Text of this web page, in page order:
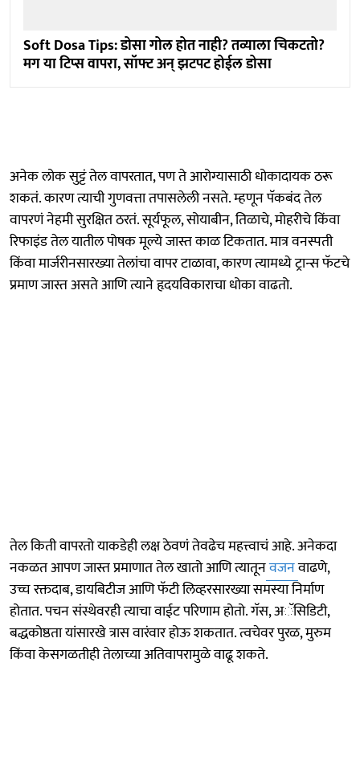
Soft Dosa Tips: डोसा गोल होत नाही? तव्याला चिकटतो?
मग या टिप्स वापरा, सॉफ्ट अन् झटपट होईल डोसा
अनेक लोक सुट्टं तेल वापरतात, पण ते आरोग्यासाठी धोकादायक ठरू
शकतं. कारण त्याची गुणवत्ता तपासलेली नसते. म्हणून पॅकबंद तेल
वापरणं नेहमी सुरक्षित ठरतं. सूर्यफूल, सोयाबीन, तिळाचे, मोहरीचे किंवा
रिफाइंड तेल यातील पोषक मूल्ये जास्त काळ टिकतात. मात्र वनस्पती
किंवा मार्जरीनसारख्या तेलांचा वापर टाळावा, कारण त्यामध्ये ट्रान्स फॅटचे
प्रमाण जास्त असते आणि त्याने हृदयविकाराचा धोका वाढतो.
तेल किती वापरतो याकडेही लक्ष ठेवणं तेवढेच महत्त्वाचं आहे. अनेकदा
नकळत आपण जास्त प्रमाणात तेल खातो आणि त्यातूनवजनवाढणे,
उच्च रक्तदाब, डायबिटीज आणि फॅटी लिव्हरसारख्या समस्या निर्माण
होतात. पचन संस्थेवरही त्याचा वाईट परिणाम होतो. गॅस, अॅसिडिटी,
बद्धकोष्ठता यांसारखे त्रास वारंवार होऊ शकतात. त्वचेवर पुरळ, मुरुम
किंवा केसगळतीही तेलाच्या अतिवापरामुळे वाढू शकते.